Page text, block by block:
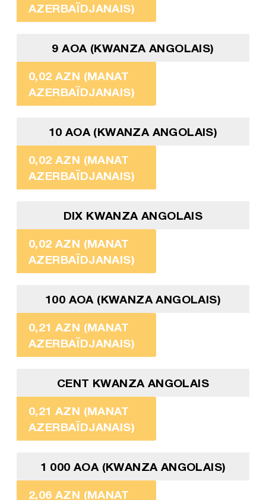
AZERBAÏDJANAIS)
9 AOA (KWANZA ANGOLAIS)
0,02 AZN (MANAT
AZERBAÏDJANAIS)
10 AOA (KWANZA ANGOLAIS)
0,02 AZN (MANAT
AZERBAÏDJANAIS)
DIX KWANZA ANGOLAIS
0,02 AZN (MANAT
AZERBAÏDJANAIS)
100 AOA (KWANZA ANGOLAIS)
0,21 AZN (MANAT
AZERBAÏDJANAIS)
CENT KWANZA ANGOLAIS
0,21 AZN (MANAT
AZERBAÏDJANAIS)
1 000 AOA (KWANZA ANGOLAIS)
2,06 AZN (MANAT